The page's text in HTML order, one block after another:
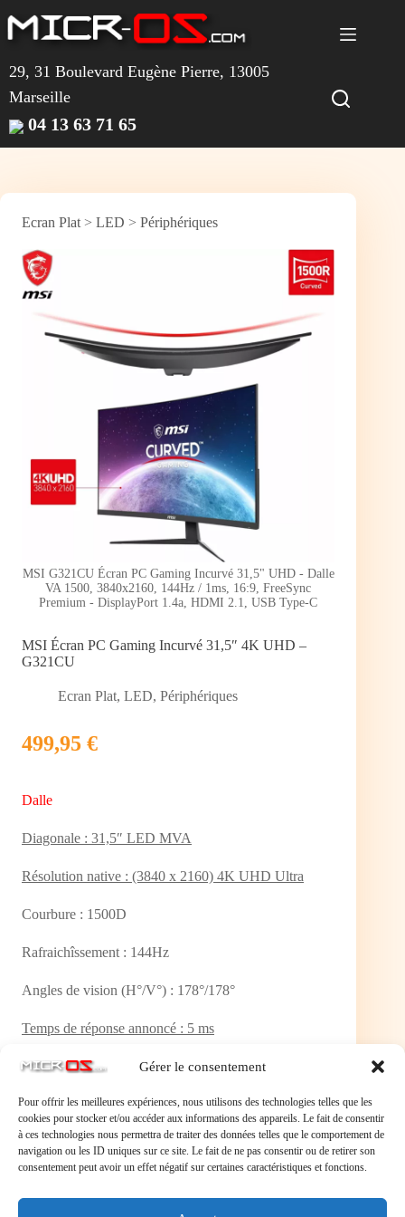
Gérer le consentement
Pour offrir les meilleures expériences, nous utilisons des technologies telles que les
cookies pour stocker et/ou accéder aux informations des appareils. Le fait de consentir
à ces technologies nous permettra de traiter des données telles que le comportement de
navigation ou les ID uniques sur ce site. Le fait de ne pas consentir ou de retirer son
consentement peut avoir un effet négatif sur certaines caractéristiques et fonctions.
au
contenu
29, 31 Boulevard Eugène Pierre, 13005
Marseille
04 13 63 71 65
Ecran Plat > LED > Périphériques
MSI G321CU Écran PC Gaming Incurvé 31,5" UHD - Dalle
VA 1500, 3840x2160, 144Hz / 1ms, 16:9, FreeSync
Premium - DisplayPort 1.4a, HDMI 2.1, USB Type-C
MSI Écran PC Gaming Incurvé 31,5″ 4K UHD –
G321CU
Ecran Plat, LED, Périphériques
499,95 €
Dalle
Diagonale : 31,5″ LED MVA
Résolution native : (3840 x 2160) 4K UHD Ultra
Courbure : 1500D
Rafraichîssement : 144Hz
Angles de vision (H°/V°) : 178°/178°
Temps de réponse annoncé : 5 ms
Luminosité : 300 nits
Connectique
USB-C : 1